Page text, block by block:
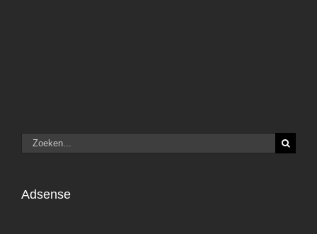
Zoeken
naar:
Adsense